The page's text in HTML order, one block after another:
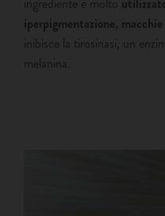
iperpigmentazione,
inibisce la tirosinasi, un
melanina.